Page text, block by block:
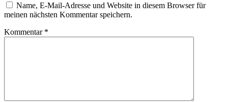
Name, E-Mail-Adresse und Website in diesem Browser für
meinen nächsten Kommentar speichern.
Kommentar *